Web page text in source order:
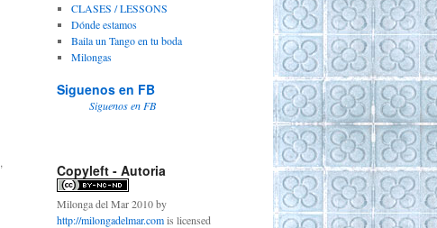
,
CLASES / LESSONS
Dónde estamos
Baila un Tango en tu boda
Milongas
Siguenos en FB
Siguenos en FB
Copyleft - Autoria
Milonga del Mar 2010by
http://milongadelmar.comis licensed